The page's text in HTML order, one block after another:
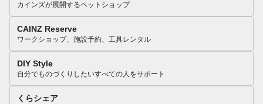
カインズが展開するペットショップ
CAINZ Reserve
ワークショップ、施設予約、工具レンタル
DIY Style
自分でものづくりしたいすべての人をサポート
くらシェア